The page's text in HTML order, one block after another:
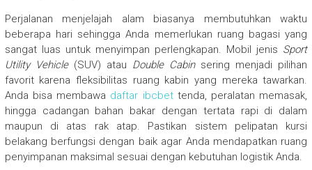
Perjalanan menjelajah alam biasanya membutuhkan waktu
beberapa hari sehingga Anda memerlukan ruang bagasi yang
sangat luas untuk menyimpan perlengkapan. Mobil jenis Sport
Utility Vehicle(SUV) atau Double Cabinsering menjadi pilihan
favorit karena fleksibilitas ruang kabin yang mereka tawarkan.
Anda bisa membawa daftar ibcbettenda, peralatan memasak,
hingga cadangan bahan bakar dengan tertata rapi di dalam
maupun di atas rak atap. Pastikan sistem pelipatan kursi
belakang berfungsi dengan baik agar Anda mendapatkan ruang
penyimpanan maksimal sesuai dengan kebutuhan logistik Anda.